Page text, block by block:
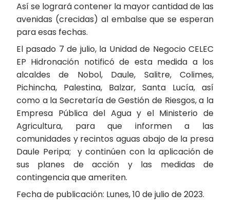
Así se logrará contener la mayor cantidad de las
avenidas (crecidas) al embalse que se esperan
para esas fechas.
El pasado 7 de julio, la Unidad de Negocio CELEC
EP Hidronación notificó de esta medida a los
alcaldes de Nobol, Daule, Salitre, Colimes,
Pichincha, Palestina, Balzar, Santa Lucía, así
como a la Secretaría de Gestión de Riesgos, a la
Empresa Pública del Agua y el Ministerio de
Agricultura, para que informen a las
comunidades y recintos aguas abajo de la presa
Daule Peripa; y continúen con la aplicación de
sus planes de acción y las medidas de
contingencia que ameriten.
Fecha de publicación: Lunes, 10 de julio de 2023.